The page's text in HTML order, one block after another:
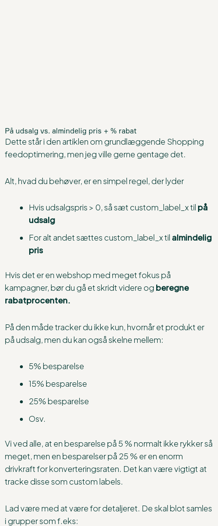
På udsalg vs. almindelig pris + % rabat
Dette står i den artiklen om grundlæggende Shopping
feedoptimering, men jeg ville gerne gentage det.
Alt, hvad du behøver, er en simpel regel, der lyder
Hvis udsalgspris > 0, så sæt custom_label_x til på
udsalg
For alt andet sættes custom_label_x til almindelig
pris
Hvis det er en webshop med meget fokus på
kampagner, bør du gå et skridt videre og beregne
rabatprocenten.
På den måde tracker du ikke kun, hvornår et produkt er
på udsalg, men du kan også skelne mellem:
5% besparelse
15% besparelse
25% besparelse
Osv.
Vi ved alle, at en besparelse på 5 % normalt ikke rykker så
meget, men en besparelser på 25 % er en enorm
drivkraft for konverteringsraten. Det kan være vigtigt at
tracke disse som custom labels.
Lad være med at være for detaljeret. De skal blot samles
i grupper som f.eks: